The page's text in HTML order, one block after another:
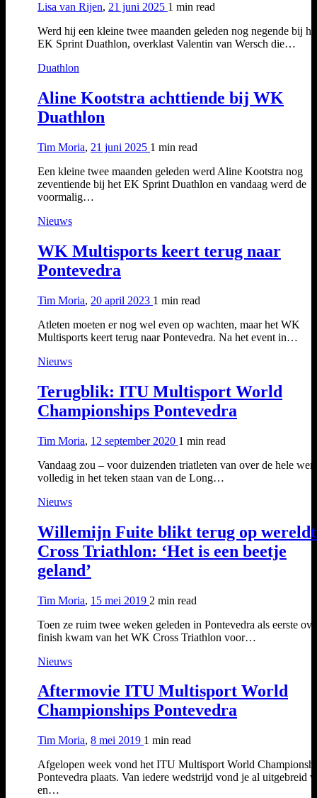
Lisa van Rijen, 21 juni 2025 1 min read
Werd hij een kleine twee maanden geleden nog negende bij
EK Sprint Duathlon, overklast Valentin van Wersch die…
Duathlon
Aline Kootstra achttiende bij WK
Duathlon
Tim Moria, 21 juni 2025 1 min read
Een kleine twee maanden geleden werd Aline Kootstra nog
zeventiende bij het EK Sprint Duathlon en vandaag werd de
voormalig…
Nieuws
WK Multisports keert terug naar
Pontevedra
Tim Moria, 20 april 2023 1 min read
Atleten moeten er nog wel even op wachten, maar het WK
Multisports keert terug naar Pontevedra. Na het event in…
Nieuws
Terugblik: ITU Multisport World
Championships Pontevedra
Tim Moria, 12 september 2020 1 min read
Vandaag zou – voor duizenden triatleten van over de hele
volledig in het teken staan van de Long…
Nieuws
Willemijn Fuite blikt terug op
Cross Triathlon: ‘Het is een beetje
geland’
Tim Moria, 15 mei 2019 2 min read
Toen ze ruim twee weken geleden in Pontevedra als eerste
finish kwam van het WK Cross Triathlon voor…
Nieuws
Aftermovie ITU Multisport World
Championships Pontevedra
Tim Moria, 8 mei 2019 1 min read
Afgelopen week vond het ITU Multisport World
Pontevedra plaats. Van iedere wedstrijd vond je al uitgebreid
en…